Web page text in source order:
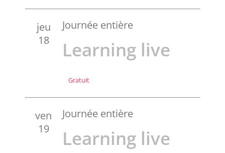
jeu
18
Journée entière
Learning live
Gratuit
ven
19
Journée entière
Learning live